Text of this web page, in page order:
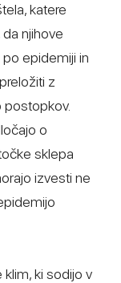
katere
njihove
epidemiji in
z
postopkov.
o
sklepa
izvesti ne
ki sodijo v